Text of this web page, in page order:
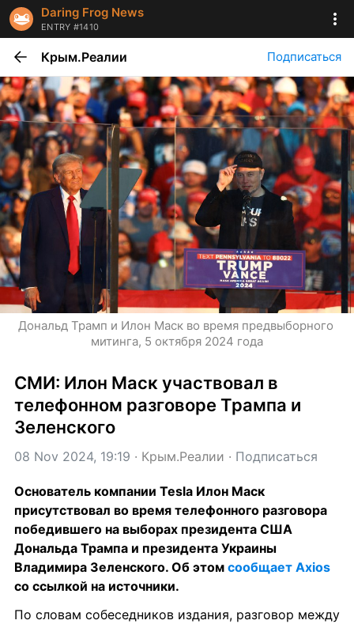
Daring Frog News
ENTRY #1410
Крым.Реалии Подписаться
Дональд Трамп и Илон Маск во время предвыборного
митинга, 5 октября 2024 года
СМИ: Илон Маск участвовал в
телефонном разговоре Трампа и
Зеленского
08 Nov 2024, 19:19 · Крым.Реалии · Подписаться
Основатель компании Tesla Илон Маск
присутствовал во время телефонного разговора
победившего на выборах президента США
Дональда Трампа и президента Украины
Владимира Зеленского. Об этом сообщает Axios
со ссылкой на источники.
По словам собеседников издания, разговор между